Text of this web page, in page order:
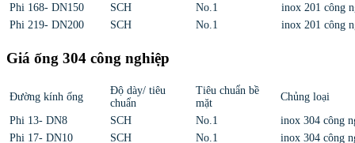
Phi 168- DN150
SCH No.1
inox 201 công
Phi 219- DN200
SCH No.1 inox 201 công
Giá ống 304 công nghiệp
Đường kính ống
Độ dày/ tiêu
chuẩn
Tiêu chuẩn bề
mặt
Chủng loại
Phi 13- DN8
SCH No.1
inox 304 công
Phi 17- DN10
SCH No.1
inox 304 công